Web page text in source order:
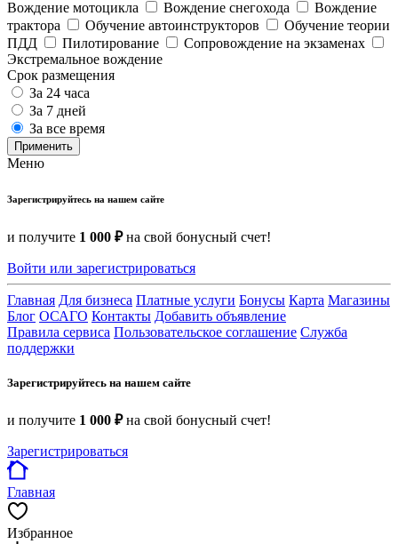
Вождение мотоцикла Вождение снегохода
Вождение
трактора
Обучение автоинструкторов
Обучение теории
ПДД
Пилотирование
Сопровождение на экзаменах
Экстремальное вождение
Срок размещения
За 24 часа
За 7 дней
За все время
Применить
Меню
Зарегистрируйтесь на нашем сайте
и получите 1 000 ₽на свой бонусный счет!
Войти или зарегистрироваться
Главная Для бизнеса Платные услуги Бонусы Карта Магазины
Блог ОСАГО Контакты Добавить объявление
Правила сервиса Пользовательское соглашение Служба
поддержки
Зарегистрируйтесь на нашем сайте
и получите 1 000 ₽на свой бонусный счет!
Зарегистрироваться
Главная
Избранное